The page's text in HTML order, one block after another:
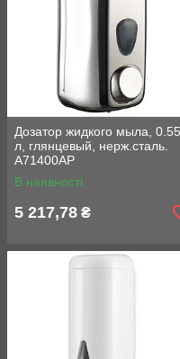
Дозатор жидкого мыла, 0.55
л, глянцевый, нерж.сталь.
A71400AP
В наявності
5 217,78 ₴